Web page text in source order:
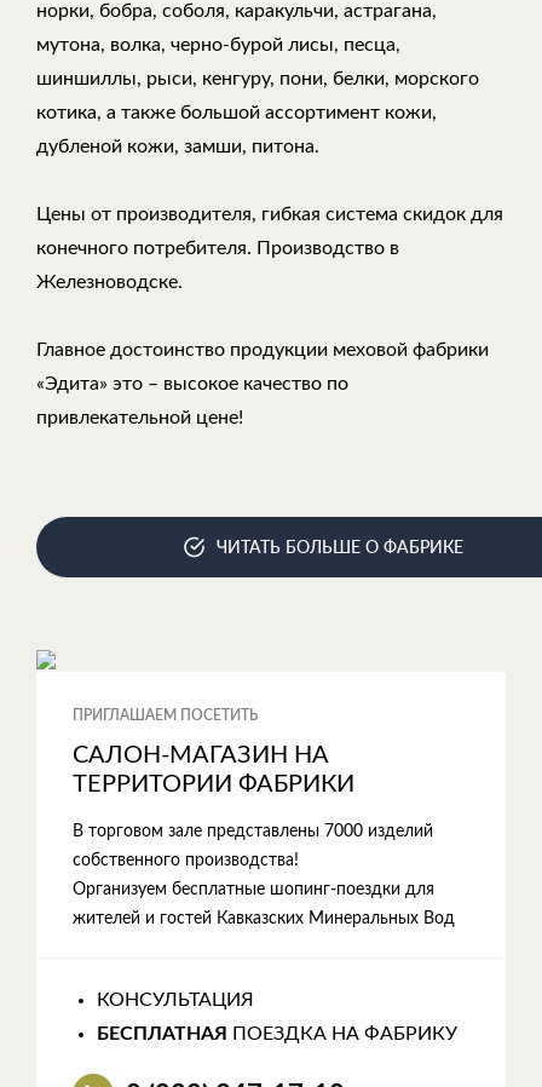
норки, бобра, соболя, каракульчи, астрагана,
мутона, волка, черно-бурой лисы, песца,
шиншиллы, рыси, кенгуру, пони, белки, морского
котика, а также большой ассортимент кожи,
дубленой кожи, замши, питона.
Цены от производителя, гибкая система скидок для
конечного потребителя. Производство в
Железноводске.
Главное достоинство продукции меховой фабрики
«Эдита» это – высокое качество по
привлекательной цене!
ЧИТАТЬ БОЛЬШЕ О ФАБРИКЕ
ПРИГЛАШАЕМ ПОСЕТИТЬ
САЛОН-МАГАЗИН НА
ТЕРРИТОРИИ ФАБРИКИ
В торговом зале представлены 7000 изделий
собственного производства!
Организуем бесплатные шопинг-поездки для
жителей и гостей Кавказских Минеральных Вод
КОНСУЛЬТАЦИЯ
БЕСПЛАТНАЯ
ПОЕЗДКА НА ФАБРИКУ